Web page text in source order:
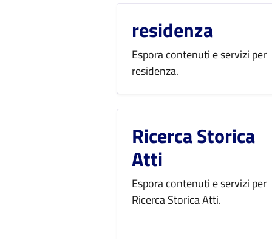
residenza
Espora contenuti e servizi per
residenza.
Ricerca Storica
Atti
Espora contenuti e servizi per
Ricerca Storica Atti.